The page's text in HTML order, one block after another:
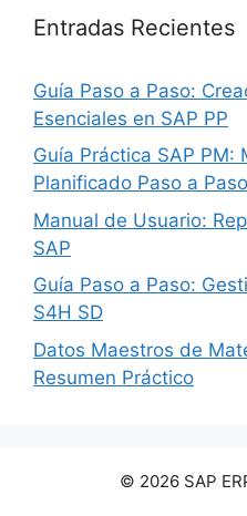
Entradas Recientes
Guía Paso a Paso:
Esenciales en SAP PP
Guía Práctica SAP PM:
Planificado Paso a Paso
Manual de Usuario:
SAP
Guía Paso a Paso:
S4H SD
Datos Maestros de
Resumen Práctico
© 2026 SAP